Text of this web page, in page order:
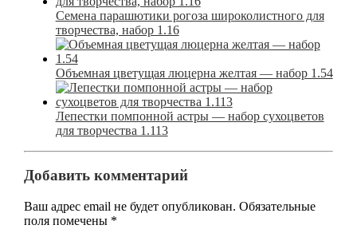
Семена парашютики рогоза широколистного для
творчества, набор 1.16
Объемная цветущая люцерна желтая — набор 1.54
Лепестки помпонной астры — набор сухоцветов
для творчества 1.113
Добавить комментарий
Ваш адрес email не будет опубликован. Обязательные
поля помечены *